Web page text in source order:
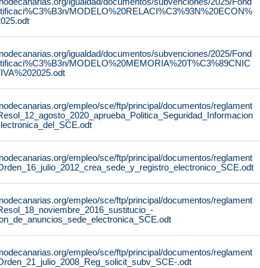
MODELO%20RELACI%C3%93N%20ECON%
igualdad/documentos/subvenciones/2025/Fond
MODELO%20MEMORIA%20T%C3%89CNIC
empleo/sce/ftp/principal/documentos/reglament
empleo/sce/ftp/principal/documentos/reglament
empleo/sce/ftp/principal/documentos/reglament
empleo/sce/ftp/principal/documentos/reglament
.odt